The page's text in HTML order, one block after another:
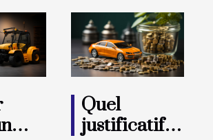
Quel
justificatif